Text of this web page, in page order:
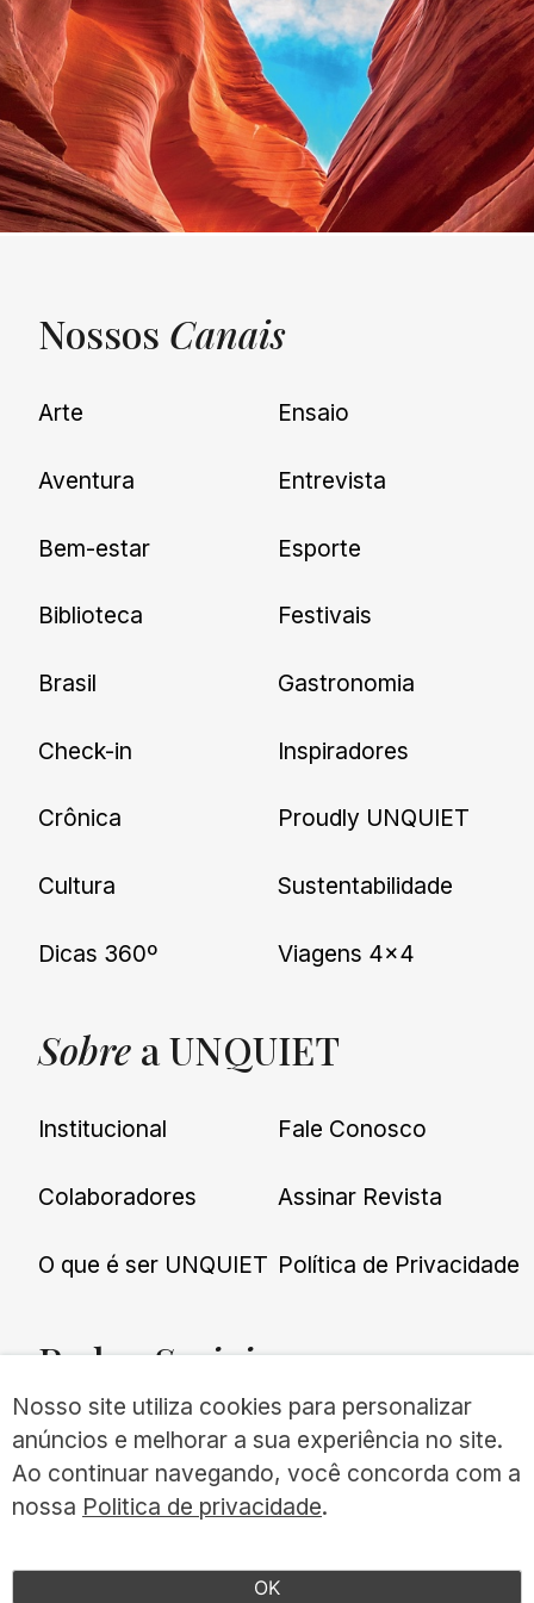
UNQUIET
Newsletter
nossas novidades.
Nossos Canais
Arte
Aventura
Bem-estar
Biblioteca
Brasil
Check-in
Crônica
Cultura
Dicas 360º
Ensaio
Entrevista
Esporte
Festivais
Gastronomia
Inspiradores
Proudly UNQUIET
Sustentabilidade
Viagens 4×4
Sobre a UNQUIET
Institucional
Colaboradores
O que é ser UNQUIET
Fale Conosco
Assinar Revista
Política de Privacidade
RedesSociais
TODOS OS DIREITOS RESERVADOS
Nosso site utiliza cookies para personalizar
anúncios e melhorar a sua experiência no site.
Ao continuar navegando, você concorda com a
nossa Politica de privacidade.
OK